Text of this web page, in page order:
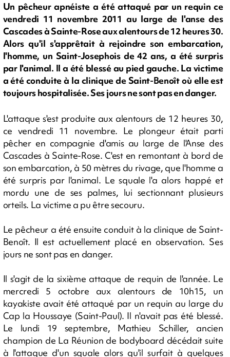
Un pêcheur apnéiste a été attaqué par un requin ce
vendredi 11 novembre 2011 au large de l'anse des
Cascades à Sainte-Rose aux alentours de 12 heures 30.
Alors qu'il s'apprêtait à rejoindre son embarcation,
l'homme, un Saint-Josephois de 42 ans, a été surpris
par l'animal. Il a été blessé au pied gauche. La victime
a été conduite à la clinique de Saint-Benoît où elle est
toujours hospitalisée. Ses jours ne sont pas en danger.
L'attaque s'est produite aux alentours de 12 heures 30,
ce vendredi 11 novembre. Le plongeur était parti
pêcher en compagnie d'amis au large de l'Anse des
Cascades à Sainte-Rose. C'est en remontant à bord de
son embarcation, à 50 mètres du rivage, que l'homme a
été surpris par l'animal. Le squale l'a alors happé et
mordu une de ses palmes, lui sectionnant plusieurs
orteils. La victime a pu être secouru.
Le pêcheur a été ensuite conduit à la clinique de Saint-
Benoît. Il est actuellement placé en observation. Ses
jours ne sont pas en danger.
Il s'agit de la sixième attaque de requin de l'année. Le
mercredi 5 octobre aux alentours de 10h15, un
kayakiste avait été attaqué par un requin au large du
Cap la Houssaye (Saint-Paul). Il n'avait pas été blessé.
Le lundi 19 septembre, Mathieu Schiller, ancien
champion de La Réunion de bodyboard décédait suite
à l'attaque d'un squale alors qu'il surfait à quelques